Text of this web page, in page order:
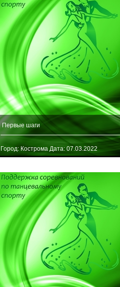
Первые шаги
Город: Кострома Дата: 07.03.2022